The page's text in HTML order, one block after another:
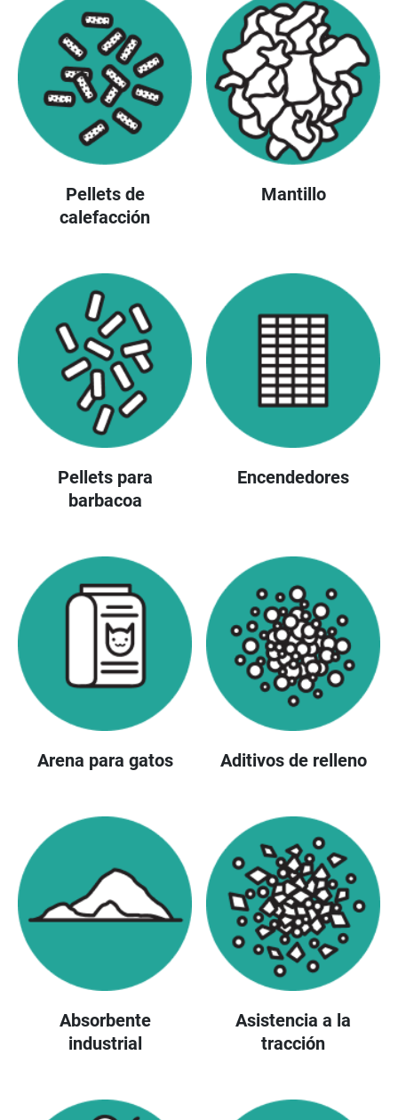
Pellets de
calefacción
Mantillo
Pellets para
barbacoa
Encendedores
Arena para gatos Aditivos de relleno
Absorbente
industrial
Asistencia a la
tracción